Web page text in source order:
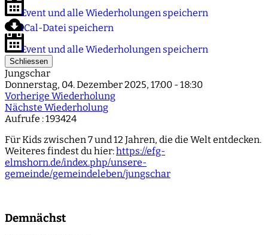
Event und alle Wiederholungen speichern
iCal-Datei speichern
Event und alle Wiederholungen speichern
Schliessen
Jungschar
Donnerstag, 04. Dezember 2025, 17:00 - 18:30
Vorherige Wiederholung
Nächste Wiederholung
Aufrufe : 193424
Für Kids zwischen 7 und 12 Jahren, die die Welt entdecken.
Weiteres findest du hier:https://efg-
elmshorn.de/index.php/unsere-
gemeinde/gemeindeleben/jungschar
Demnächst